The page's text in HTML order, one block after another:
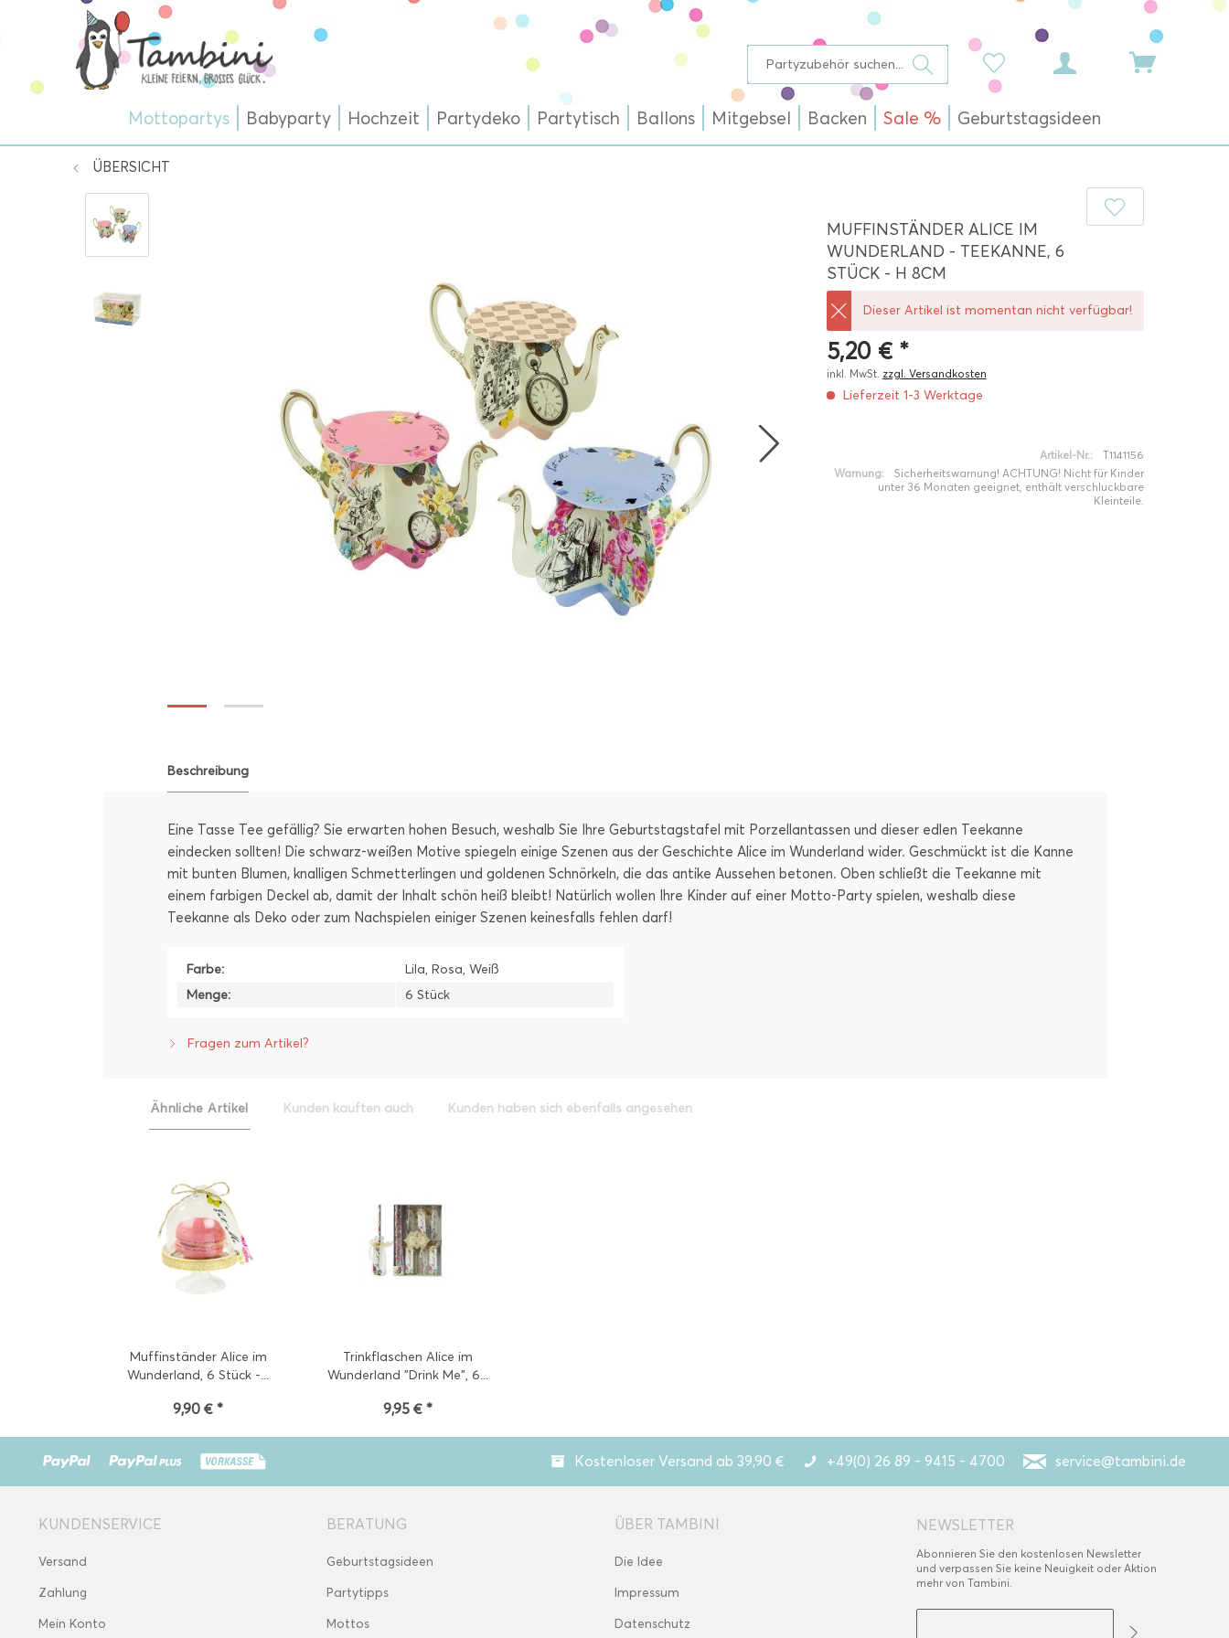
Mottopartys Babyparty Hochzeit Partydeko Partytisch Ballons Mitgebsel Backen Sale % Geburtstagsideen
ÜBERSICHT
MUFFINSTÄNDER ALICE IM
WUNDERLAND - TEEKANNE, 6
STÜCK - H 8CM
Dieser Artikel ist momentan nicht verfügbar!
5,20 € *
inkl. MwSt. zzgl. Versandkosten
Lieferzeit 1-3 Werktage
Artikel-Nr.:
T1141156
Warnung:
Sicherheitswarnung! ACHTUNG! Nicht für Kinder
unter 36 Monaten geeignet, enthält verschluckbare
Kleinteile.
Beschreibung
Eine Tasse Tee gefällig? Sie erwarten hohen Besuch, weshalb Sie Ihre Geburtstagstafel mit Porzellantassen und dieser edlen Teekanne
eindecken sollten! Die schwarz-weißen Motive spiegeln einige Szenen aus der Geschichte Alice im Wunderland wider. Geschmückt ist die Kanne
mit bunten Blumen, knalligen Schmetterlingen und goldenen Schnörkeln, die das antike Aussehen betonen. Oben schließt die Teekanne mit
einem farbigen Deckel ab, damit der Inhalt schön heiß bleibt! Natürlich wollen Ihre Kinder auf einer Motto-Party spielen, weshalb diese
Teekanne als Deko oder zum Nachspielen einiger Szenen keinesfalls fehlen darf!
Farbe:
Lila, Rosa, Weiß
Menge:
6 Stück
Fragen zum Artikel?
Ähnliche Artikel Kunden kauften auch Kunden haben sich ebenfalls angesehen
Muffinständer Alice im
Wunderland, 6 Stück -...
9,90 € *
Trinkflaschen Alice im
Wunderland "Drink Me", 6...
9,95 € *
Kostenloser Versand ab 39,90 € +49(0) 26 89 - 9415 - 4700 service@tambini.de
KUNDENSERVICE
Versand
Zahlung
Mein Konto
BERATUNG
Geburtstagsideen
Partytipps
Mottos
ÜBER TAMBINI
Die Idee
Impressum
Datenschutz
NEWSLETTER
Abonnieren Sie den kostenlosen Newsletter
und verpassen Sie keine Neuigkeit oder Aktion
mehr von Tambini.